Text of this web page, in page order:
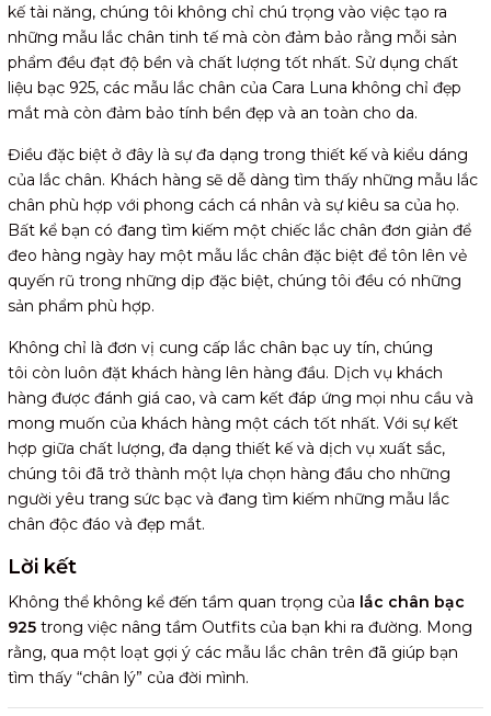
kế tài năng, chúng tôi không chỉ chú trọng vào việc tạo ra
những mẫu lắc chân tinh tế mà còn đảm bảo rằng mỗi sản
phẩm đều đạt độ bền và chất lượng tốt nhất. Sử dụng chất
liệu bạc 925, các mẫu lắc chân của Cara Luna không chỉ đẹp
mắt mà còn đảm bảo tính bền đẹp và an toàn cho da.
Điều đặc biệt ở đây là sự đa dạng trong thiết kế và kiểu dáng
của lắc chân. Khách hàng sẽ dễ dàng tìm thấy những mẫu lắc
chân phù hợp với phong cách cá nhân và sự kiêu sa của họ.
Bất kể bạn có đang tìm kiếm một chiếc lắc chân đơn giản để
đeo hàng ngày hay một mẫu lắc chân đặc biệt để tôn lên vẻ
quyến rũ trong những dịp đặc biệt, chúng tôi đều có những
sản phẩm phù hợp.
Không chỉ là đơn vị cung cấp lắc chân bạc uy tín, chúng
tôi còn luôn đặt khách hàng lên hàng đầu. Dịch vụ khách
hàng được đánh giá cao, và cam kết đáp ứng mọi nhu cầu và
mong muốn của khách hàng một cách tốt nhất. Với sự kết
hợp giữa chất lượng, đa dạng thiết kế và dịch vụ xuất sắc,
chúng tôi đã trở thành một lựa chọn hàng đầu cho những
người yêu trang sức bạc và đang tìm kiếm những mẫu lắc
chân độc đáo và đẹp mắt.
Lời kết
Không thể không kể đến tầm quan trọng của lắc chân bạc
925 trong việc nâng tầm Outfits của bạn khi ra đường. Mong
rằng, qua một loạt gợi ý các mẫu lắc chân trên đã giúp bạn
tìm thấy “chân lý” của đời mình.